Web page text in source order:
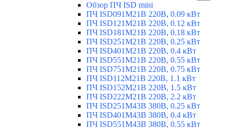
Обзор ПЧ ISD mini
ПЧ ISD091M21B 220В, 0.09 кВт
ПЧ ISD121M21B 220В, 0.12 кВт
ПЧ ISD181M21B 220В, 0.18 кВт
ПЧ ISD251M21B 220В, 0.25 кВт
ПЧ ISD401M21B 220В, 0.4 кВт
ПЧ ISD551M21B 220В, 0.55 кВт
ПЧ ISD751M21B 220В, 0.75 кВт
ПЧ ISD112M21B 220В, 1.1 кВт
ПЧ ISD152M21B 220В, 1.5 кВт
ПЧ ISD222M21B 220В, 2.2 кВт
ПЧ ISD251M43B 380В, 0.25 кВт
ПЧ ISD401M43B 380В, 0.4 кВт
ПЧ ISD551M43B 380В, 0.55 кВт